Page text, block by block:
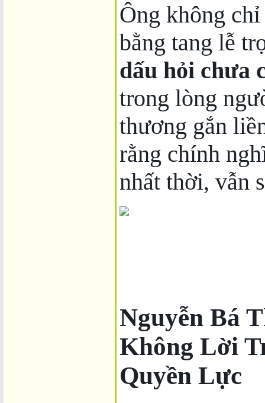
Ông không
bằng tang lễ
dấu hỏi chưa
trong lòng
thương gắn
rằng chính
nhất thời, vẫn
Nguyễn Bá
Không Lời
Quyền Lực